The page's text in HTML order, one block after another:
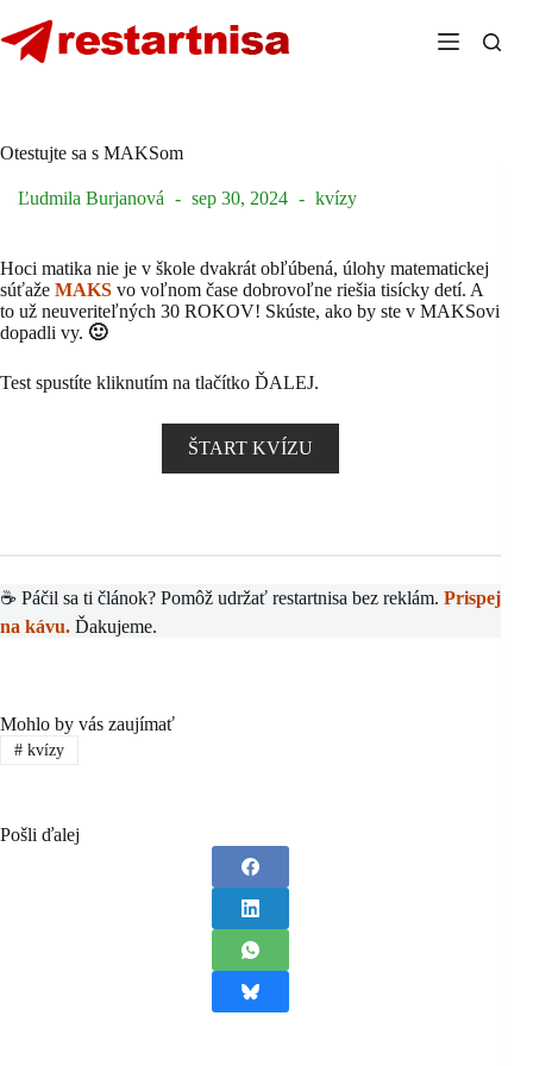
to
content
Otestujte sa s MAKSom
Ľudmila Burjanová sep 30, 2024 kvízy
Hoci matika nie je v škole dvakrát obľúbená, úlohy matematickej
súťaže MAKS vo voľnom čase dobrovoľne riešia tisícky detí. A
to už neuveriteľných 30 ROKOV! Skúste, ako by ste v MAKSovi
dopadli vy. 🙂
Test spustíte kliknutím na tlačítko ĎALEJ.
ŠTART KVÍZU
☕ Páčil sa ti článok? Pomôž udržať restartnisa bez reklám. Prispej
na kávu. Ďakujeme.
Mohlo by vás zaujímať
#kvízy
Pošli ďalej